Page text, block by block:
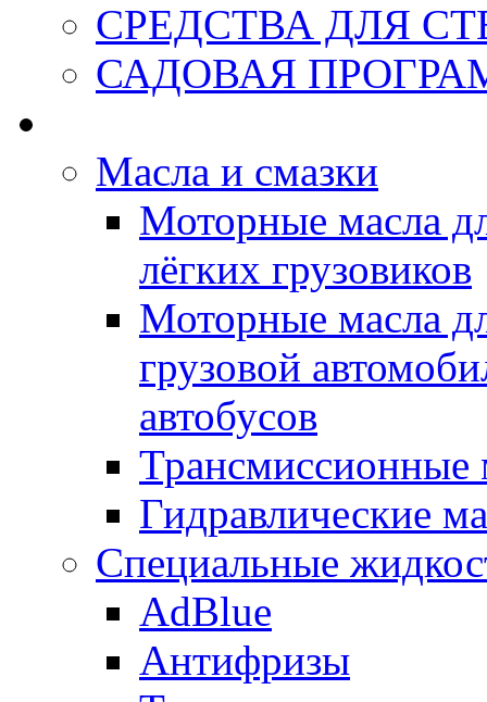
СРЕДСТВА ДЛЯ
САДОВАЯ
Масла и смазки
Моторные масла
лёгких грузовиков
Моторные масла
грузовой
автобусов
Трансмиссионные
Гидравлические
Специальные
AdBlue
Антифризы